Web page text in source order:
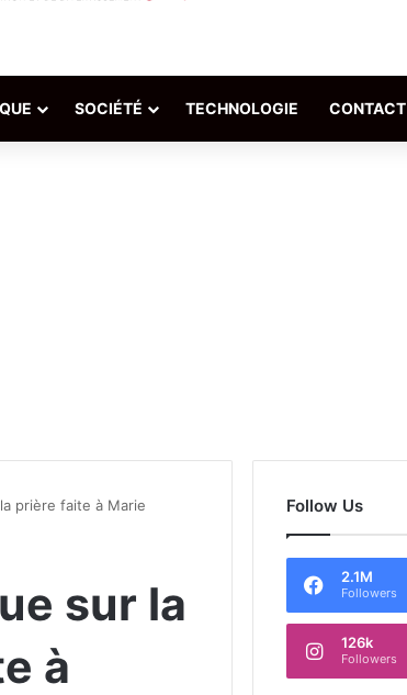
SOCIÉTÉ TECHNOLOGIE CONTACT
prière faite à Marie
sur la
à
Follow Us
2.1M
Followers
126k
Followers